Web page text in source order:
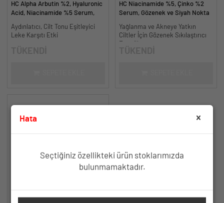
HC Alpha Arbutin %2, Hyaluronic
Acid, Niacinamide %5 Serum,
ml.
Aydınlatıcı, Cilt Tonu Eşitleyici
Leke Karşıtı Etki
HC Niacinamide %5, Çinko %2
Serum, Gözenek ve Siyah Nokta
30 ml.
Yağlanma ve Akneye Yatkın
Ciltler İçin Gözenek Sıkılaştırıcı
Formül
Hata
Seçtiğiniz özellikteki ürün stoklarımızda
bulunmamaktadır.